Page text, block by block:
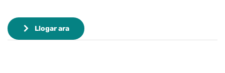
Llogar ara